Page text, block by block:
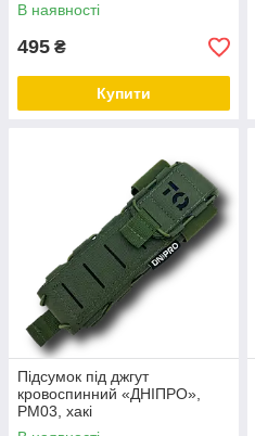
В наявності
495 ₴
Купити
Підсумок під джгут
кровоспинний «ДНІПРО»,
РМ03, хакі